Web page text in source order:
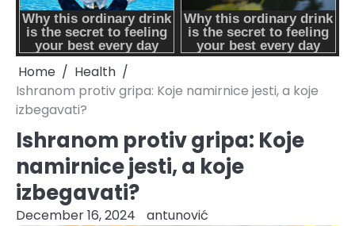
Home
Health
Ishranom protiv gripa: Koje namirnice jesti, a koje
izbegavati?
Ishranom protiv gripa: Koje
namirnice jesti, a koje
izbegavati?
December 16, 2024 antunović